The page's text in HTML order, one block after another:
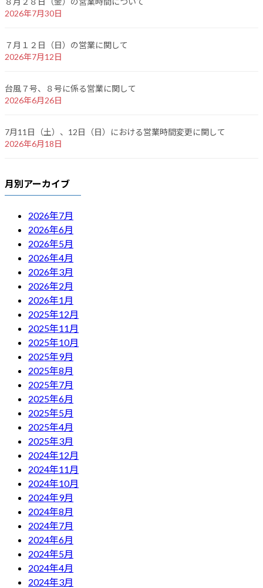
2026年7月30日
７月１２日（日）の営業に関して
2026年7月12日
台風７号、８号に係る営業に関して
2026年6月26日
7月11日（土）、12日（日）における営業時間変更に関して
2026年6月18日
月別アーカイブ
2026年7月
2026年6月
2026年5月
2026年4月
2026年3月
2026年2月
2026年1月
2025年12月
2025年11月
2025年10月
2025年9月
2025年8月
2025年7月
2025年6月
2025年5月
2025年4月
2025年3月
2024年12月
2024年11月
2024年10月
2024年9月
2024年8月
2024年7月
2024年6月
2024年5月
2024年4月
2024年3月